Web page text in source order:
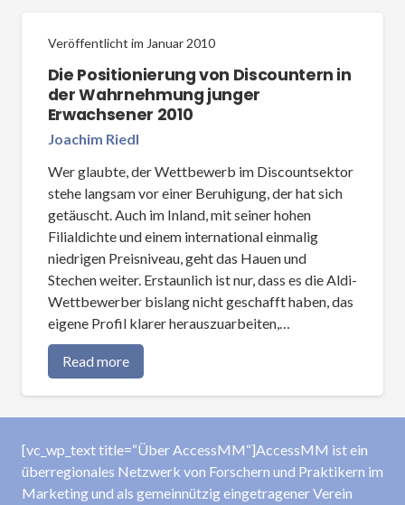
Veröffentlicht im Januar 2010
Die Positionierung von Discountern in
der Wahrnehmung junger
Erwachsener 2010
Joachim Riedl
Wer glaubte, der Wettbewerb im Discountsektor
stehe langsam vor einer Beruhigung, der hat sich
getäuscht. Auch im Inland, mit seiner hohen
Filialdichte und einem international einmalig
niedrigen Preisniveau, geht das Hauen und
Stechen weiter. Erstaunlich ist nur, dass es die Aldi-
Wettbewerber bislang nicht geschafft haben, das
eigene Profil klarer herauszuarbeiten,…
Read more
[vc_wp_text title=“Über AccessMM“]AccessMM ist ein
überregionales Netzwerk von Forschern und Praktikern im
Marketing und als gemeinnützig eingetragener Verein